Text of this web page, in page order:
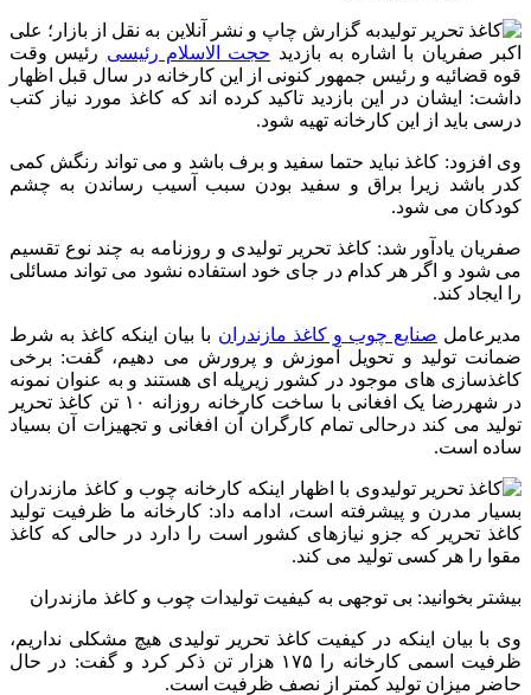
به گزارش چاپ و نشر آنلاین به نقل از بازار؛ علی
اکبر صفریان با اشاره به بازدید حجت الاسلام رئیسی رئیس وقت
قوه قضائیه و رئیس جمهور کنونی از این کارخانه در سال قبل اظهار
داشت: ایشان در این بازدید تاکید کرده اند که کاغذ مورد نیاز کتب
درسی باید از این کارخانه تهیه شود.
وی افزود: کاغذ نباید حتما سفید و برف باشد و می تواند رنگش کمی
کدر باشد زیرا براق و سفید بودن سبب آسیب رساندن به چشم
کودکان می شود.
صفریان یادآور شد: کاغذ تحریر تولیدی و روزنامه به چند نوع تقسیم
می شود و اگر هر کدام در جای خود استفاده نشود می تواند مسائلی
را ایجاد کند.
مدیرعامل صنایع چوب و کاغذ مازندران با بیان اینکه کاغذ به شرط
ضمانت تولید و تحویل آموزش و پرورش می دهیم، گفت: برخی
کاغذسازی های موجود در کشور زیرپله ای هستند و به عنوان نمونه
در شهررضا یک افغانی با ساخت کارخانه روزانه ۱۰ تن کاغذ تحریر
تولید می کند درحالی تمام کارگران آن افغانی و تجهیزات آن بسیاد
ساده است.
وی با اظهار اینکه کارخانه چوب و کاغذ مازندران
بسیار مدرن و پیشرفته است، ادامه داد: کارخانه ما ظرفیت تولید
کاغذ تحریر که جزو نیازهای کشور است را دارد در حالی که کاغذ
مقوا را هر کسی تولید می کند.
بیشتر بخوانید: بی توجهی به کیفیت تولیدات چوب و کاغذ مازندران
وی با بیان اینکه در کیفیت کاغذ تحریر تولیدی هیچ مشکلی نداریم،
ظرفیت اسمی کارخانه را ۱۷۵ هزار تن ذکر کرد و گفت: در حال
حاضر میزان تولید کمتر از نصف ظرفیت است.